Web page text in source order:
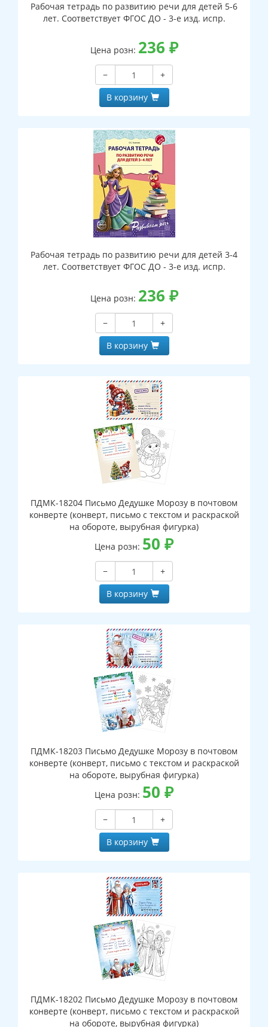
Рабочая тетрадь по развитию речи для детей 5-6
лет. Соответствует ФГОС ДО - 3-е изд. испр.
Цена розн: 236 ₽
−
+
В корзину
Рабочая тетрадь по развитию речи для детей 3-4
лет. Соответствует ФГОС ДО - 3-е изд. испр.
Цена розн: 236 ₽
−
+
В корзину
ПДМК-18204 Письмо Дедушке Морозу в почтовом
конверте (конверт, письмо с текстом и раскраской
на обороте, вырубная фигурка)
Цена розн: 50 ₽
−
+
В корзину
ПДМК-18203 Письмо Дедушке Морозу в почтовом
конверте (конверт, письмо с текстом и раскраской
на обороте, вырубная фигурка)
Цена розн: 50 ₽
−
+
В корзину
ПДМК-18202 Письмо Дедушке Морозу в почтовом
конверте (конверт, письмо с текстом и раскраской
на обороте, вырубная фигурка)